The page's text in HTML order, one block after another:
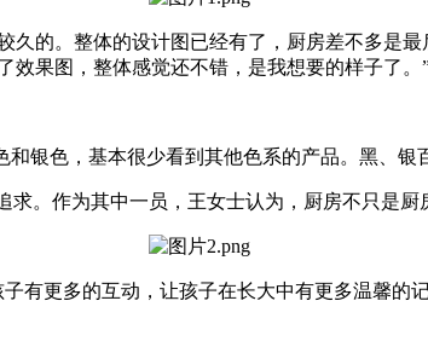
的。整体的设计图已经有了，厨房差不多是
效果图，整体感觉还不错，是我想要的样子了。
银色，基本很少看到其他色系的产品。黑、银
。作为其中一员，王女士认为，厨房不只是
有更多的互动，让孩子在长大中有更多温馨的